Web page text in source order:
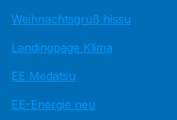
Weihnachtsgruß hissu
Landingpage Klima
EE Medatsu
EE-Energie neu